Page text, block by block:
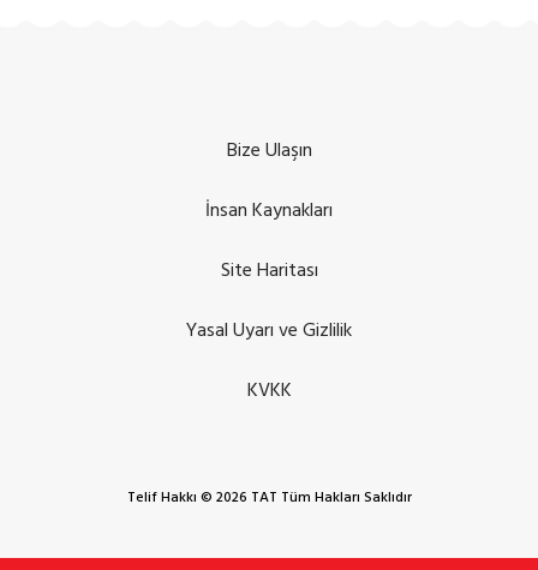
Bize Ulaşın
İnsan Kaynakları
Site Haritası
Yasal Uyarı ve Gizlilik
KVKK
Telif Hakkı © 2026 TAT Tüm Hakları Saklıdır